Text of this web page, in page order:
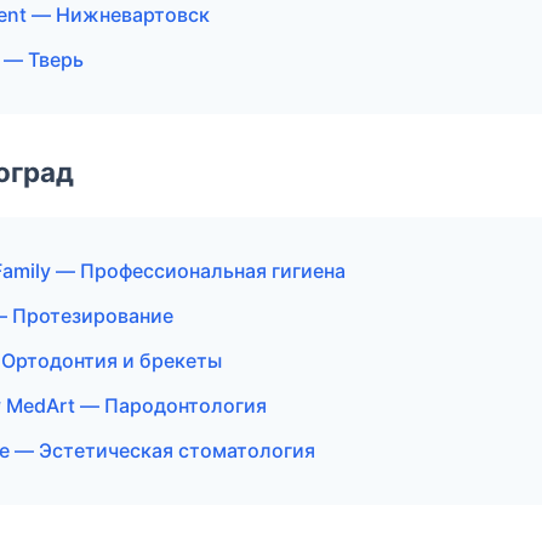
— Нижневартовск
Тверь
— Профессиональная гигиена
и брекеты
MedArt — Пародонтология
— Эстетическая стоматология